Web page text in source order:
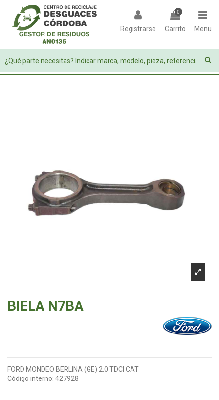
Registrarse
0
Carrito Menu
BIELA N7BA
FORD MONDEO BERLINA (GE) 2.0 TDCI CAT
Código interno: 427928